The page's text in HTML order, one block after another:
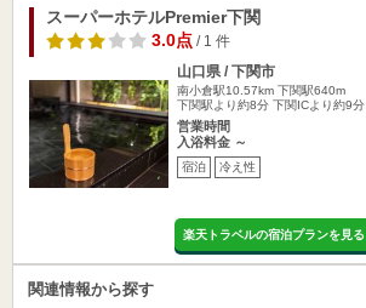
スーパーホテルPremier下関
3.0点/ 1 件
山口県 / 下関市
南小倉駅10.57km 下関駅640m
下関駅より約8分 下関ICより約9分
営業時間
入浴料金 ～
宿泊 冷え性
楽天トラベルの宿泊プランを見る
関連情報から探す